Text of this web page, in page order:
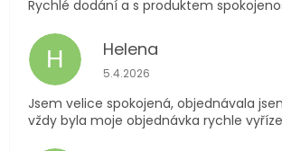
Rychlé dodání a s produktem
H Helena
Hodnocení obchodu je 5 z 5
5.4.2026
Jsem velice spokojená, objednávala
vždy byla moje objednávka rychle